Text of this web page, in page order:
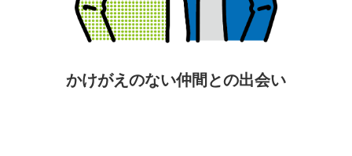
かけがえのない仲間との出会い